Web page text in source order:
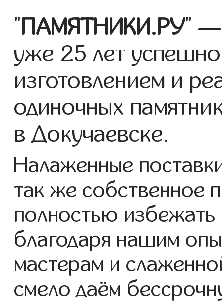
"ПАМЯТНИКИ.РУ" —
уже 25 лет
изготовлением и
одиночных
в Докучаевске.
Налаженные
так же собственное
полностью
благодаря нашим
мастерам и
смело даём